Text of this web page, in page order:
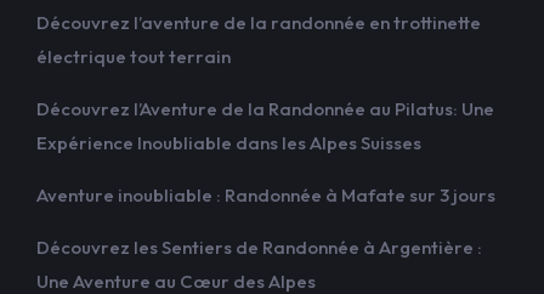
Découvrez l’aventure de la randonnée en trottinette
électrique tout terrain
Découvrez l’Aventure de la Randonnée au Pilatus: Une
Expérience Inoubliable dans les Alpes Suisses
Aventure inoubliable : Randonnée à Mafate sur 3 jours
Découvrez les Sentiers de Randonnée à Argentière :
Une Aventure au Cœur des Alpes